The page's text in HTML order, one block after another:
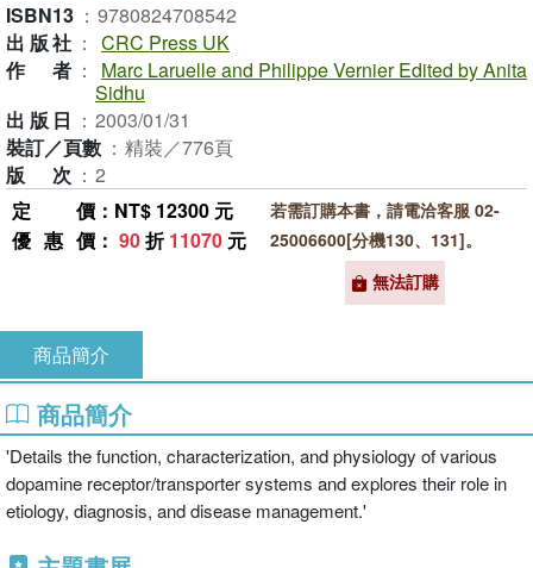
ISBN13 ： 9780824708542
出版社 ： CRC Press UK
作者 ：
Marc Laruelle and Philippe Vernier Edited by Anita
Sidhu
出版日 ： 2003/01/31
裝訂／頁數 ： 精裝／776頁
版次 ： 2
定價 ：NT$ 12300 元
優惠價 ： 90折11070 元
若需訂購本書，請電洽客服 02-
25006600[分機130、131]。
無法訂購
商品簡介
商品簡介
'Details the function, characterization, and physiology of various
dopamine receptor/transporter systems and explores their role in
etiology, diagnosis, and disease management.'